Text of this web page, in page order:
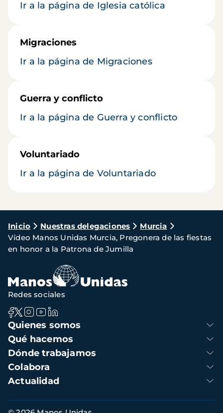
Ir a la página de Iglesia católica
Migraciones
Ir a la página de Migraciones
Guerra y conflicto
Ir a la página de Guerra y conflicto
Voluntariado
Ir a la página de Voluntariado
Ruta
de
navegación
Inicio Nuestras delegaciones
Murcia
Vídeo Manos Unidas Murcia, Pregonera de las fiestas
en honor a la Patrona de Jumilla
Navegación
principal
Quienes somos
Qué hacemos
Dónde trabajamos
Colabora
Actualidad
Redes sociales